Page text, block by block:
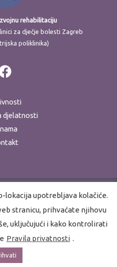
rehabilitaciju
za dječje bolesti Zagreb
poliklinika)
djelatnosti
za razvojnu rehabilitaciju
lokacija upotrebljava kolačiće.
stranicu, prihvaćate njihovu
uključujući i kako kontrolirati
Pravila privatnosti .